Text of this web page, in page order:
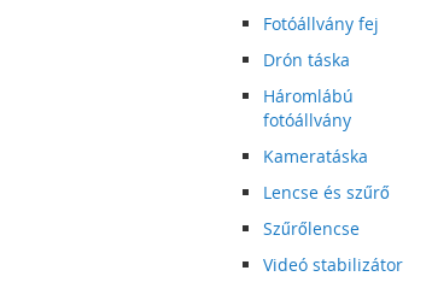
Fotóállvány fej
Drón táska
Háromlábú
fotóállvány
Kameratáska
Lencse és szűrő
Szűrőlencse
Videó stabilizátor